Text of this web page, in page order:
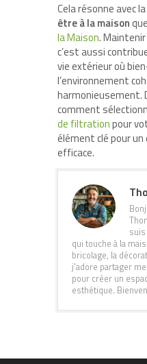
Cela résonne avec
être à la maison
la Maison.
c’est aussi
vie extérieur où
l’environnement
harmonieusement.
comment
de filtrationpour
élément clé pour
efficace.
qui touche à la
bricolage, la
j'adore partager
pour créer un
esthétique.